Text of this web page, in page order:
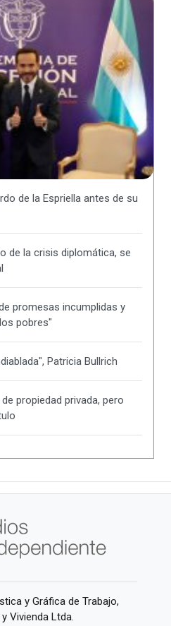
de la Espriella antes de su
de la crisis diplomática, se
promesas incumplidas y
pobres"
Patricia Bullrich
propiedad privada, pero
y Gráfica de Trabajo,
Vivienda Ltda.